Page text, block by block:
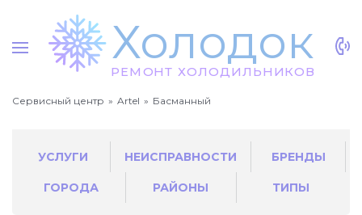
Холодок
РЕМОНТ ХОЛОДИЛЬНИКОВ
Сервисный центр Artel Басманный
УСЛУГИ НЕИСПРАВНОСТИ БРЕНДЫ
ГОРОДА РАЙОНЫ ТИПЫ